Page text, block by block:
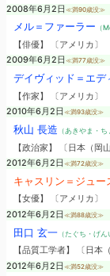
2008年6月2日 ≪満90歳没≫
メル＝ファーラー （
【俳優】 〔アメリカ〕
2009年6月2日 ≪満77歳没≫
デイヴィッド＝エデ
【作家】 〔アメリカ〕
2010年6月2日 ≪満93歳没≫
秋山 長造 （あきやま・ち
【政治家】 〔日本（岡
2012年6月2日 ≪満72歳没≫
キャスリン＝ジュー
【女優】 〔アメリカ〕
2012年6月2日 ≪満88歳没≫
田口 玄一（たぐち・げん
【品質工学者】 〔日本
2012年6月2日 ≪満52歳没≫